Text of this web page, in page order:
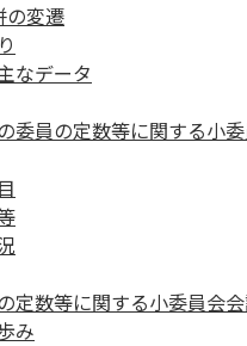
の変遷
なデータ
委員の定数等に関する小
定数等に関する小委員会
み